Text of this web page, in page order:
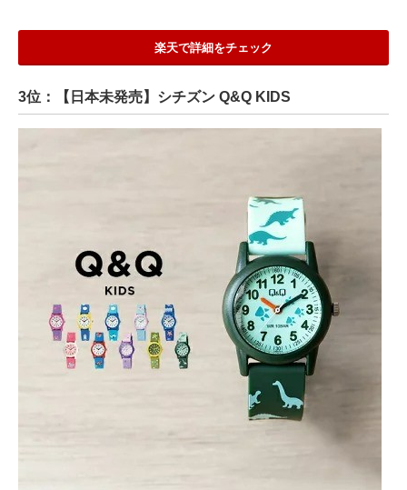
楽天で詳細をチェック
3位：【日本未発売】シチズン Q&Q KIDS